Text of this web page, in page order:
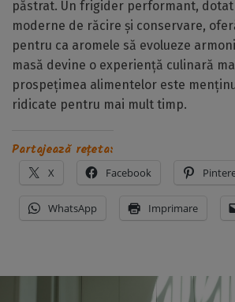
păstrat. Un frigider performant,
moderne de răcire și conservare,
pentru ca aromele să evolueze
masă devine o experiență culinară
prospețimea alimentelor este
ridicate pentru mai mult timp.
Partajează rețeta:
X Facebook
WhatsApp Imprimare